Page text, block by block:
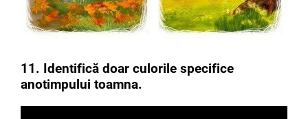
11. Identifică doar culorile specifice
anotimpului toamna.